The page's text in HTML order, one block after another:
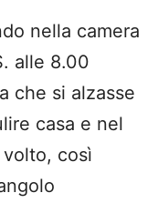
nella camera
alle 8.00
che si alzasse
casa e nel
così